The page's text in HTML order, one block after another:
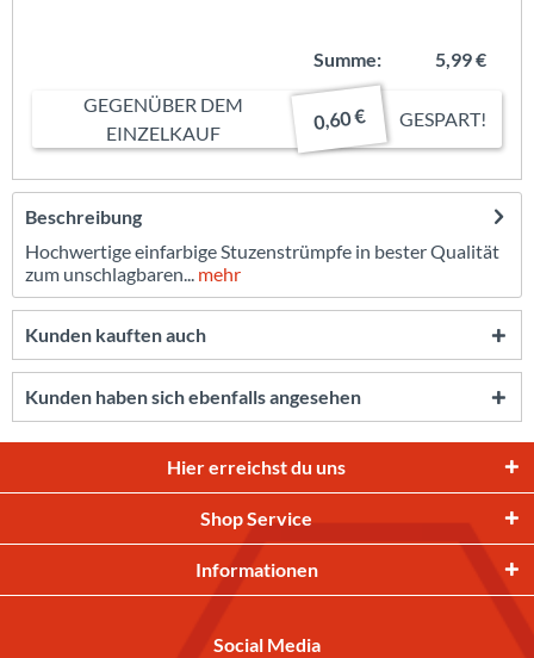
Summe:
5,99 €
GEGENÜBER DEM
EINZELKAUF
0,60 € GESPART!
Beschreibung
Hochwertige einfarbige Stuzenstrümpfe in bester Qualität
zum unschlagbaren... mehr
Kunden kauften auch
Kunden haben sich ebenfalls angesehen
Hier erreichst du uns
Shop Service
Informationen
Social Media